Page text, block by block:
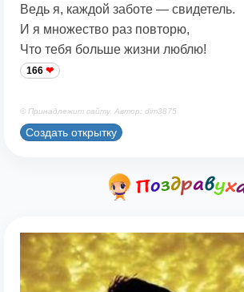
Ведь я, каждой заботе — свидетель.
И я множество раз повторю,
Что тебя больше жизни люблю!
166
© Принадлежит сайту. Автор: dim3875
Создать открытку